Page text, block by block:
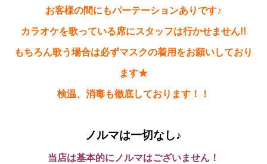
お客様の間にもパーテーションありです♪
カラオケを歌っている席にスタッフは行かせません!!
もちろん歌う場合は必ずマスクの着用をお願いしており
ます★
検温、消毒も徹底しております！！
ノルマは一切なし♪
当店は基本的にノルマはございません！